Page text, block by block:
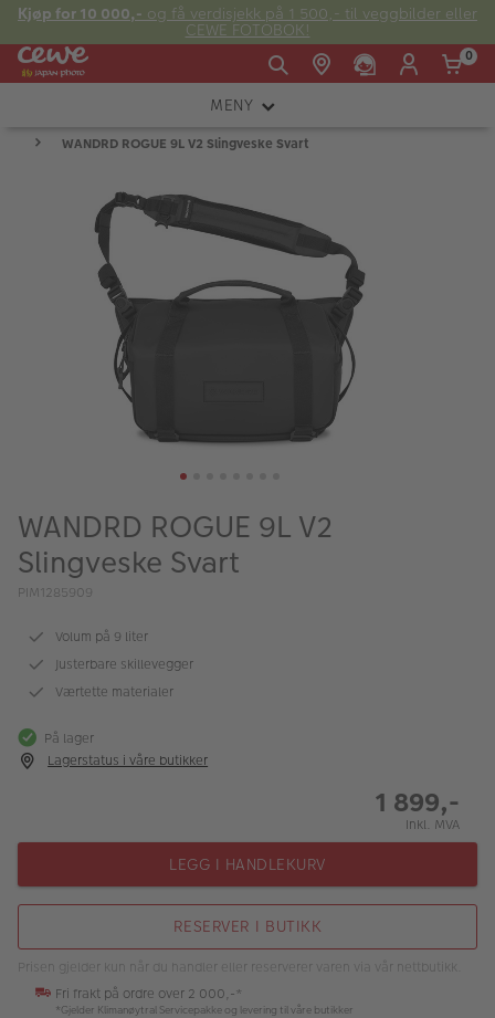
Kjøp for 10 000,- og få verdisjekk på 1 500,- til veggbilder eller
CEWE FOTOBOK!
Fre:
20:00
E-post:
kundeservice@japanphoto.no
0
MENY
KAMERA
FOTOTILBEHØR
LYS OG STUDIO
INSTANTFOTO
Kampanjer
Merker
Lagersalg
Bildeprodukter
Fotokurs
Butikkoversikt
WANDRD ROGUE 9L V2 Slingveske Svart
WANDRD ROGUE 9L V2
Slingveske Svart
PIM1285909
Volum på 9 liter
Justerbare skillevegger
Værtette materialer
På lager
Lagerstatus i våre butikker
1 899,-
Inkl. MVA
LEGG I HANDLEKURV
RESERVER I BUTIKK
Prisen gjelder kun når du handler eller reserverer varen via vår nettbutikk.
Fri frakt på ordre over 2 000,-*
*Gjelder Klimanøytral Servicepakke og levering til våre butikker